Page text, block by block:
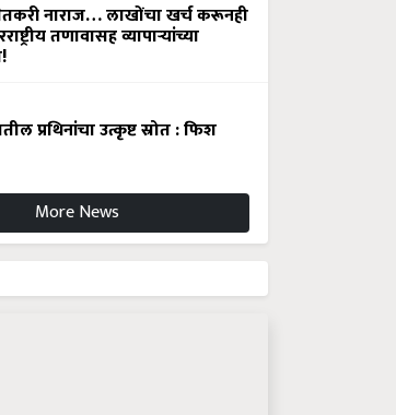
नाराज… लाखोंचा खर्च करूनही
तणावासह व्यापाऱ्यांच्या
प्रथिनांचा उत्कृष्ट स्रोत : फिश
More News